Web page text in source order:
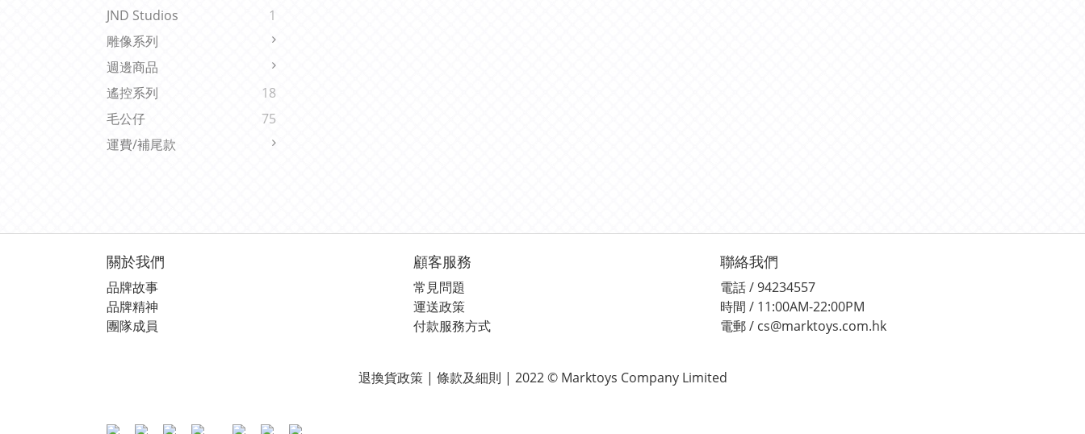
JND Studios
1
雕像系列
週邊商品
遙控系列
18
毛公仔
75
運費/補尾款
關於我們
品牌故事
品牌精神
團隊成員
顧客服務
常見問題
運送政策
付款服務方式
聯絡我們
電話 / 94234557
時間 / 11:00AM-22:00PM
電郵 / cs@marktoys.com.hk
退換貨政策 | 條款及細則 | 2022 © Marktoys Company Limited